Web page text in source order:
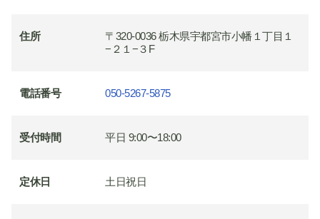
住所
〒320-0036 栃木県宇都宮市小幡１丁目１
−２１−３F
電話番号 050-5267-5875
受付時間 平日 9:00〜18:00
定休日 土日祝日